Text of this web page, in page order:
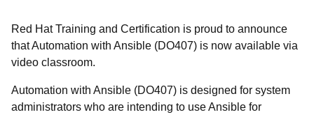
Red Hat Training and Certification is proud to announce
that Automation with Ansible (DO407) is now available via
video classroom.
Automation with Ansible (DO407) is designed for system
administrators who are intending to use Ansible for